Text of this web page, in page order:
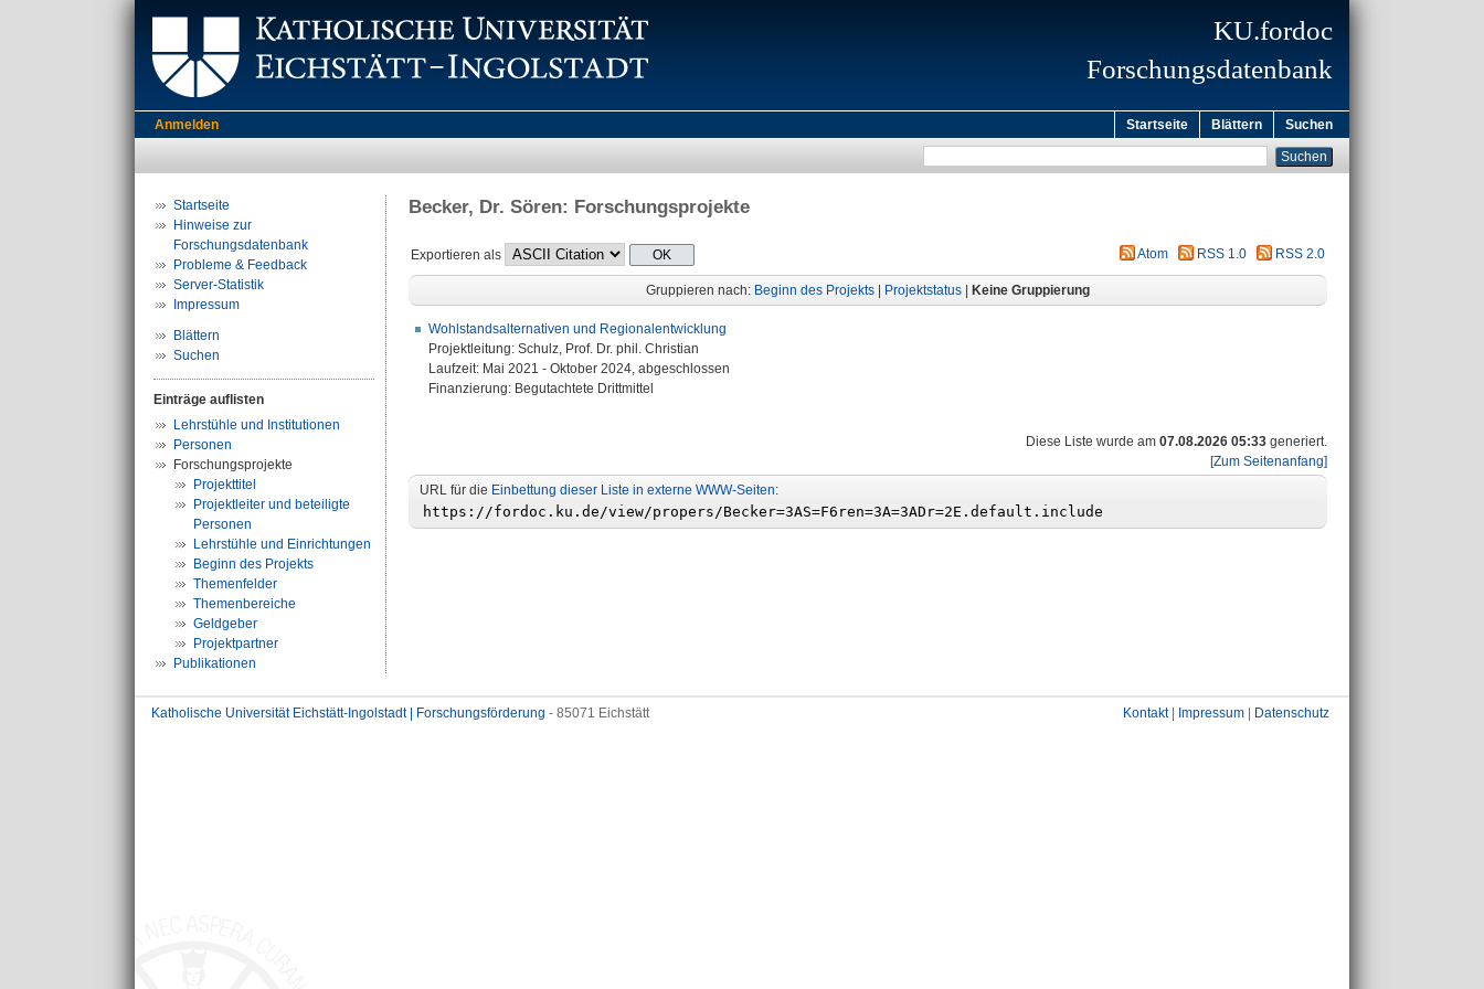
KU.fordoc
Forschungsdatenbank
Anmelden Startseite Blättern Suchen
Startseite
Hinweise zur
Forschungsdatenbank
Probleme & Feedback
Server-Statistik
Impressum
Blättern
Suchen
Einträge auflisten
Lehrstühle und Institutionen
Personen
Forschungsprojekte
Projekttitel
Projektleiter und beteiligte
Personen
Lehrstühle und Einrichtungen
Beginn des Projekts
Themenfelder
Themenbereiche
Geldgeber
Projektpartner
Publikationen
Becker, Dr. Sören: Forschungsprojekte
Exportieren als Atom RSS 1.0 RSS 2.0
Gruppieren nach: Beginn des Projekts Projektstatus Keine Gruppierung
Wohlstandsalternativen und Regionalentwicklung
Projektleitung: Schulz, Prof. Dr. phil. Christian
Laufzeit: Mai 2021 - Oktober 2024, abgeschlossen
Finanzierung: Begutachtete Drittmittel
Diese Liste wurde am 07.08.2026 05:33 generiert.
[Zum Seitenanfang]
URL für die Einbettung dieser Liste in externe WWW-Seiten:
Katholische Universität Eichstätt-Ingolstadt | Forschungsförderung - 85071 Eichstätt Kontakt| Impressum Datenschutz